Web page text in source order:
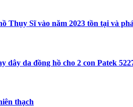
Thụy Sĩ vào năm 2023 tồn tại và
dây da đồng hồ cho 2 con Patek
thạch